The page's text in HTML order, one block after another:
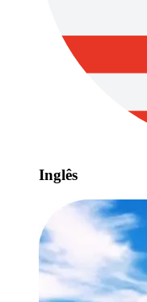
Inglês